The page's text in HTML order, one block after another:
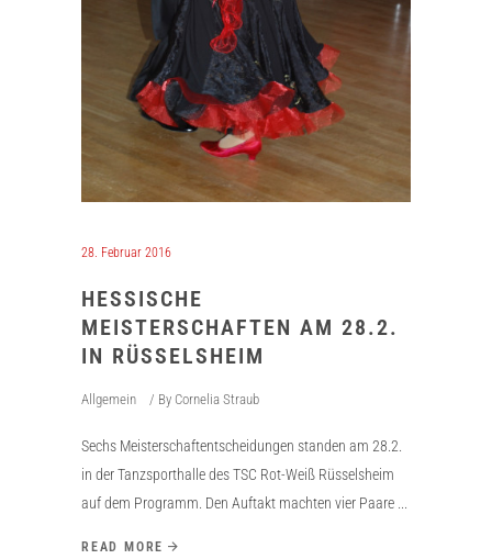
28. Februar 2016
HESSISCHE
MEISTERSCHAFTEN AM 28.2.
IN RÜSSELSHEIM
Allgemein By Cornelia Straub
Sechs Meisterschaftentscheidungen standen am 28.2.
in der Tanzsporthalle des TSC Rot-Weiß Rüsselsheim
auf dem Programm. Den Auftakt machten vier Paare
READ MORE